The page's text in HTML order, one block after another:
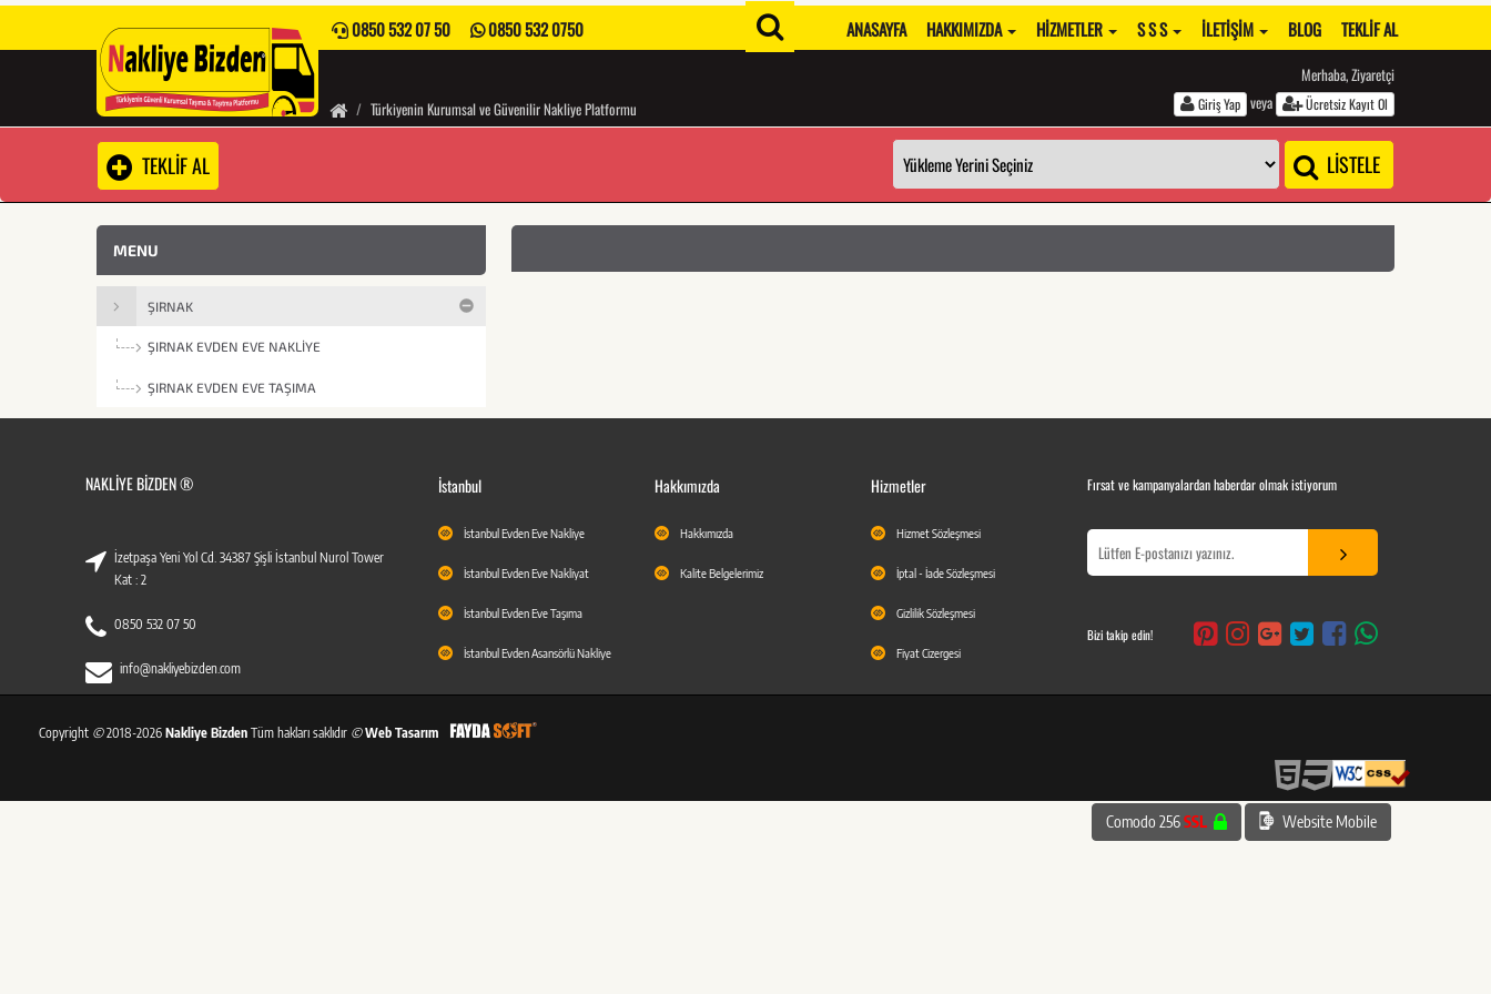
0850 532 07 50 0850 532 0750 ANASAYFA HAKKIMIZDA HIZMETLER S S S İLETIŞIM BLOG TEKLIF AL
Türkiyenin Kurumsal ve Güvenilir Nakliye Platformu
Merhaba, Ziyaretçi
Giriş Yap veya Ücretsiz Kayıt Ol
TEKLİF AL LİSTELE
MENU
ŞIRNAK
ŞIRNAK EVDEN EVE NAKLIYE
ŞIRNAK EVDEN EVE TAŞIMA
NAKLIYE BIZDEN ®
İzetpaşa Yeni Yol Cd. 34387 Şişli İstanbul Nurol Tower
Kat : 2
0850 532 07 50
info@nakliyebizden.com
İstanbul
İstanbul Evden Eve Nakliye
İstanbul Evden Eve Nakliyat
İstanbul Evden Eve Taşıma
İstanbul Evden Asansörlü Nakliye
Hakkımızda
Hakkımızda
Kalite Belgelerimiz
Hizmetler
Hizmet Sözleşmesi
İptal - İade Sözleşmesi
Gizlilik Sözleşmesi
Fiyat Cizergesi
Fırsat ve kampanyalardan haberdar olmak istiyorum
Bizi takip edin!
Copyright ©2018-2026 Nakliye Bizden Tüm hakları saklıdır © Web Tasarım
Comodo 256SSL Website Mobile